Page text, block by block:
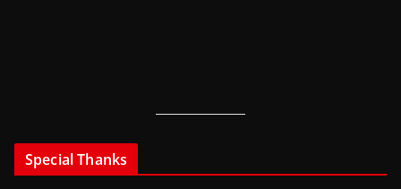
Special Thanks